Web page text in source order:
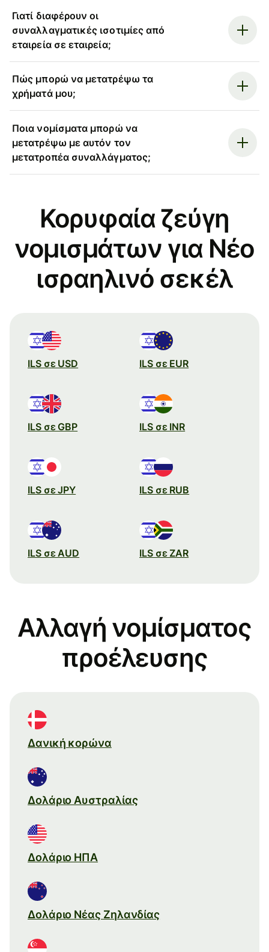
Γιατί διαφέρουν οι
συναλλαγματικές ισοτιμίες από
εταιρεία σε εταιρεία;
Πώς μπορώ να μετατρέψω τα
χρήματά μου;
Ποια νομίσματα μπορώ να
μετατρέψω με αυτόν τον
μετατροπέα συναλλάγματος;
Κορυφαία ζεύγη
νομισμάτων για Νέο
ισραηλινό σεκέλ
ILS σε USD ILS σε EUR
ILS σε GBP ILS σε INR
ILS σε JPY ILS σε RUB
ILS σε AUD ILS σε ZAR
Αλλαγή νομίσματος
προέλευσης
Δανική κορώνα
Δολάριο Αυστραλίας
Δολάριο ΗΠΑ
Δολάριο Νέας Ζηλανδίας